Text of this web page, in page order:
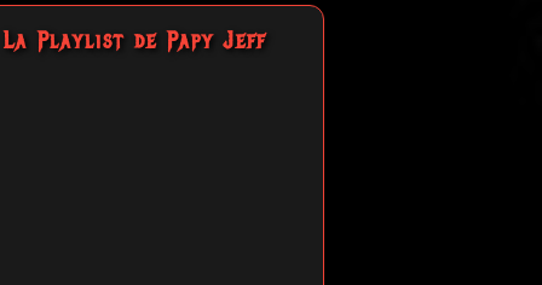
La Playlist de Papy Jeff